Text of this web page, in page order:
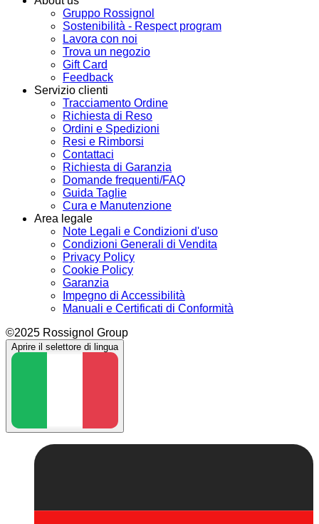
Gruppo Rossignol
Sostenibilità - Respect program
Lavora con noi
Trova un negozio
Gift Card
Feedback
Servizio clienti
Tracciamento Ordine
Richiesta di Reso
Ordini e Spedizioni
Resi e Rimborsi
Contattaci
Richiesta di Garanzia
Domande frequenti/FAQ
Guida Taglie
Cura e Manutenzione
Area legale
Note Legali e Condizioni d'uso
Condizioni Generali di Vendita
Privacy Policy
Cookie Policy
Garanzia
Impegno di Accessibilità
Manuali e Certificati di Conformità
©2025 Rossignol Group
Aprire il selettore di lingua